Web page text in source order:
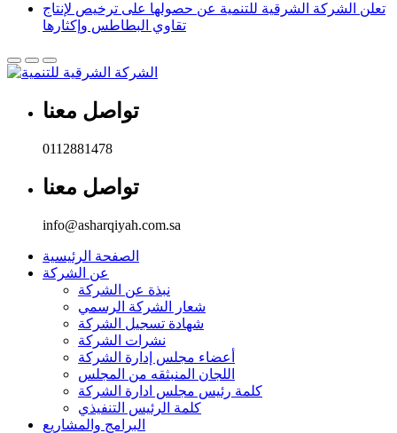
تعلن الشركة الشرقية للتنمية عن حصولها على ترخيص لإنتاج
تقاوي البطاطس وإكثارها
تواصل معنا
0112881478
تواصل معنا
info@asharqiyah.com.sa
الصفحة الرئيسية
عن الشركة
نبذة عن الشركة
شعار الشركة الرسمي
شهادة تسجيل الشركة
نشرات الشركة
أعضاء مجلس إدارة الشركة
اللجان المنبثقه من المجلس
كلمة رئيس مجلس ادارة الشركة
كلمة الرئيس التنفيذي
البرامج والمشاريع